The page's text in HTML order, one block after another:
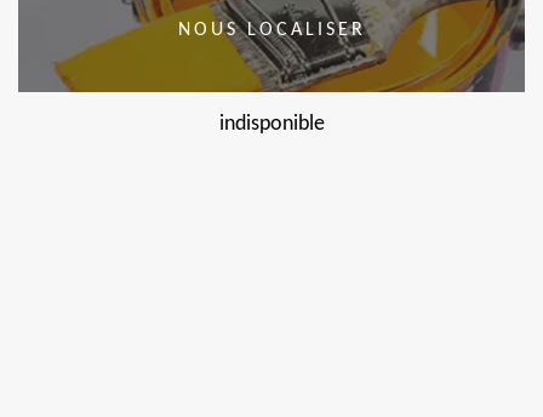
NOUS LOCALISER
indisponible